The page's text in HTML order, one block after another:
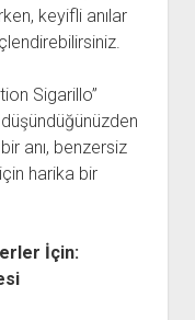
keyifli anılar
Sigarillo”
anı, benzersiz
harika bir
İçin: